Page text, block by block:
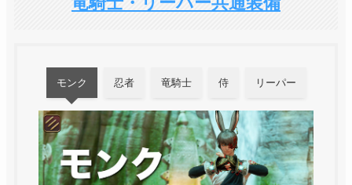
モンク 忍者 竜騎士 侍 リーパー